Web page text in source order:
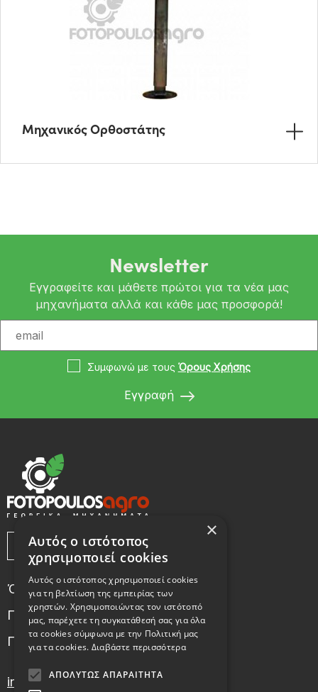
Μηχανικός Ορθοστάτης
Newsletter
Εγγραφείτε και μάθετε πρώτοι για τα νέα μας
μηχανήματα αλλά και κάθε μας προσφορά!
Συμφωνώ με τους Όρους Χρήσης
Εγγραφή
Όροι Χρήσης
Πολιτική χρήσης cookies
Πολιτική Απορρήτου
info@fotopoulosagro.gr
×
Αυτός ο ιστότοπος
χρησιμοποιεί cookies
Αυτός ο ιστότοπος χρησιμοποιεί cookies
για τη βελτίωση της εμπειρίας των
χρηστών. Χρησιμοποιώντας τον ιστότοπό
μας, παρέχετε τη συγκατάθεσή σας για όλα
τα cookies σύμφωνα με την Πολιτική μας
για τα cookies. Διαβάστε περισσότερα
ΑΠΟΛΎΤΩΣ ΑΠΑΡΑΊΤΗΤΑ